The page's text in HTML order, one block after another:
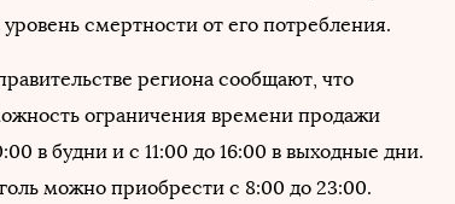
смертности от его потребления.
региона сообщают, что
ограничения времени продажи
в будни и с 11:00 до 16:00 в выходные дни.
можно приобрести с 8:00 до 23:00.